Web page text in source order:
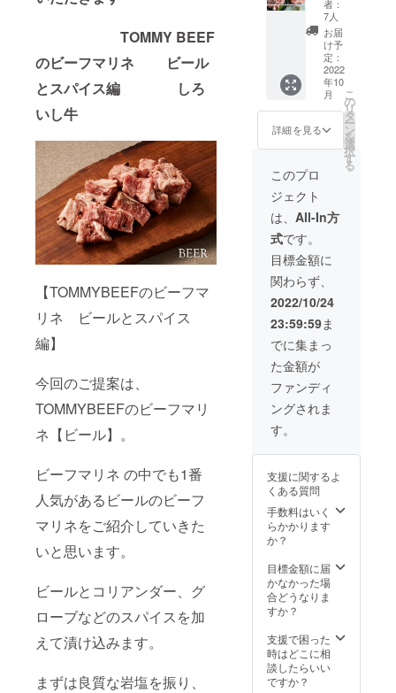
TOMMY BEEF
のビーフマリネ
ビール
とスパイス編 しろ
いし牛
【TOMMYBEEFのビーフマ
リネ ビールとスパイス
編】
今回のご提案は、
TOMMYBEEFのビーフマリ
ネ【ビール】。
ビーフマリネ の中でも1番
人気があるビールのビーフ
マリネをご紹介していきた
いと思います。
ビールとコリアンダー、グ
ローブなどのスパイスを加
えて漬け込みます。
まずは良質な岩塩を振り、
リーフ
レット
TOMMY
BEEFの
ビーフ
マリネ
より1番
人気の
【ビー
ル】を1
りっぷ
肉に溢
れ出す
ビール
とスパ
イスが
染み込
んだ肉
汁をご
さい。
厚切り
サーロ
インス
テーキ
300ｇ
網焼き
贅沢な
ＢＢＱ
を演出
致しま
す。 自
家製6種
ルト100
ｇ
キャン
新定
番！万
能ソル
ト！
ＴＯＭ
ＭＹＢ
ＥＥＦ
自家
製 6種
のハー
ブソル
ト１０
０g ・
サン
ド オ
リジナ
ルレシ
ピ動画
・希少
部位45
部位記
載の
リーフ
レット
TOMMY
BEEFの
ビーフ
マリネ
より1番
人気の
【ビー
りっぷ
りの牛
肉に溢
れ出す
ビール
とスパ
んだ肉
汁をご
堪能下
サーロ
インス
テーキ
300ｇを
BBQ
セット
16000
TOMMY
BEEFの
ビーフ
マリネ
【ビー
ル】
150ｇを
3つ ・
しろい
し牛厚
切り
サーロ
インス
テーキ
300ｇを
3枚 ・
ＴＯＭ
ＭＹＢ
ＥＥＦ
自家
製 6種
のハー
ブソル
ト１０
０g ・
サン
リジナ
ルレシ
ピ動画
・希少
部位45
載の
リーフ
レット
TOMMY
ビーフ
マリネ
より1番
人気の
者：
7人
お届
け予
定：
2022
年10
月
詳細を見る
こ
の
リ
タ
ー
ン
を
選
択
す
る
このプロ
ジェクト
は、 All-In方
式です。
目標金額に
関わらず、
2022/10/24
23:59:59ま
でに集まっ
た金額が
ファンディ
ングされま
す。
支援に関するよ
くある質問
手数料はいく
らかかります
か？
目標金額に届
かなかった場
合どうなりま
すか？
支援で困った
時はどこに相
談したらいい
ですか？